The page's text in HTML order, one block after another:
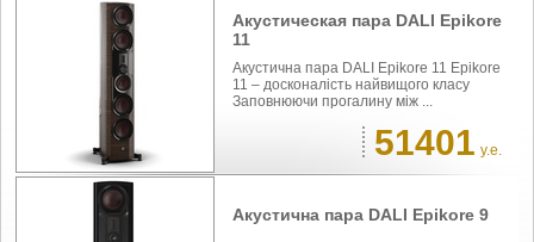
Акустическая пара DALI Epikore
11
Акустична пара DALI Epikore 11 Epikore
11 – досконалість найвищого класу
Заповнюючи прогалину між ...
51401 у.е.
Акустична пара DALI Epikore 9